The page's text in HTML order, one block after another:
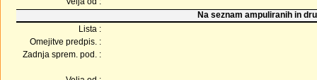
Na seznam ampuliranih in
Lista :
Omejitve predpis. :
Zadnja sprem. pod. :